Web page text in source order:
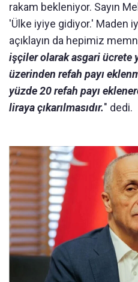
rakam bekleniyor. Sayın
'Ülke iyiye gidiyor.' Maden
açıklayın da hepimiz
işçiler olarak asgari ücrete
üzerinden refah payı
yüzde 20 refah payı
liraya çıkarılmasıdır." dedi.